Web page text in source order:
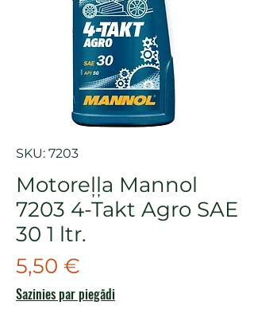
SKU: 7203
Motoreļļa Mannol
7203 4-Takt Agro SAE
30 1 ltr.
5,50 €
Sazinies par piegādi